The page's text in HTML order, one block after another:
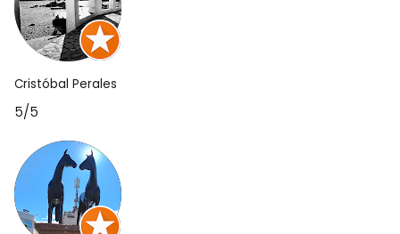
Cristóbal Perales
5/5